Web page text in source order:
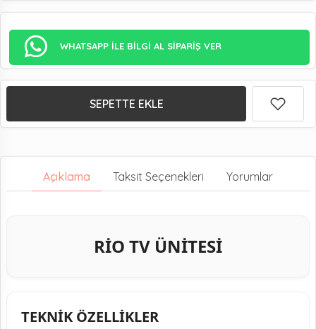
WHATSAPP İLE BİLGİ AL SİPARİŞ VER
SEPETTE EKLE
Açıklama Taksit Seçenekleri Yorumlar
RİO TV ÜNİTESİ
TEKNİK ÖZELLİKLER